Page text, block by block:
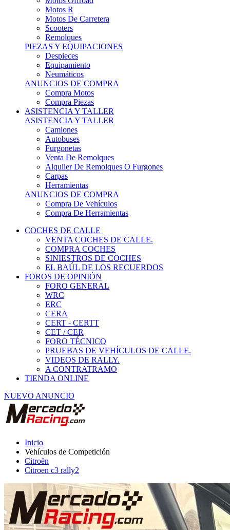
Motos R
Motos De Carretera
Scooters
Remolques
PIEZAS Y EQUIPACIONES
Despieces
Equipamiento
Neumáticos
ANUNCIOS DE COMPRA
Compra Motos
Compra Piezas
ASISTENCIA Y TALLER
ASISTENCIA Y TALLER
Camiones
Autobuses
Furgonetas
Venta De Remolques
Alquiler De Remolques O Furgones
Carpas
Herramientas
ANUNCIOS DE COMPRA
Compra De Vehículos
Compra De Herramientas
COCHES DE CALLE
VENTA COCHES DE CALLE.
COMPRA COCHES
SINIESTROS DE COCHES
EL BAÚL DE LOS RECUERDOS
FOROS DE OPINIÓN
FORO GENERAL
WRC
ERC
CERA
CERT - CERTT
CET / CER
FORO TÉCNICO
PRUEBAS DE VEHÍCULOS DE CALLE.
VIDEOS DE RALLY.
A CONTRATRAMO
TIENDA ONLINE
NUEVO ANUNCIO
Inicio
Vehículos de Competición
Citroën
Citroen c3 rally2